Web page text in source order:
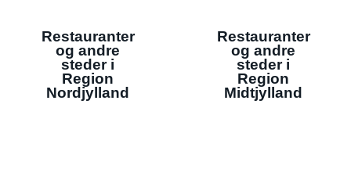
Restauranter
og andre
steder i
Region
Nordjylland
Restauranter
og andre
steder i
Region
Midtjylland